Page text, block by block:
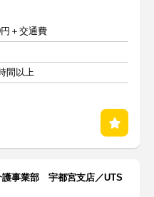
＋交通費
間以上
護事業部 宇都宮支店／UTS